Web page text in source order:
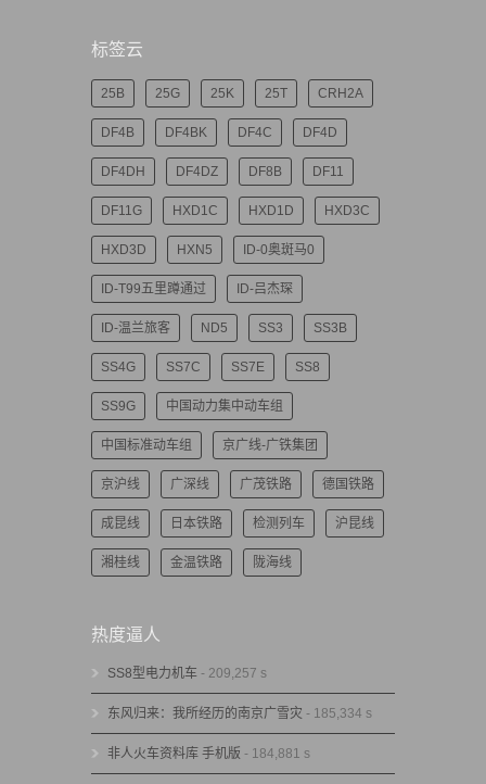
标签云
25B 25G 25K 25T CRH2A
DF4B DF4BK DF4C DF4D
DF4DH DF4DZ DF8B DF11
DF11G HXD1C HXD1D HXD3C
HXD3D HXN5 ID-0奥斑马0
ID-T99五里蹲通过 ID-吕杰琛
ID-温兰旅客 ND5 SS3 SS3B
SS4G SS7C SS7E SS8
SS9G 中国动力集中动车组
中国标准动车组 京广线-广铁集团
京沪线 广深线 广茂铁路 德国铁路
成昆线 日本铁路 检测列车 沪昆线
湘桂线 金温铁路 陇海线
热度逼人
SS8型电力机车 - 209,257 s
东风归来：我所经历的南京广雪灾 - 185,334 s
非人火车资料库 手机版 - 184,881 s